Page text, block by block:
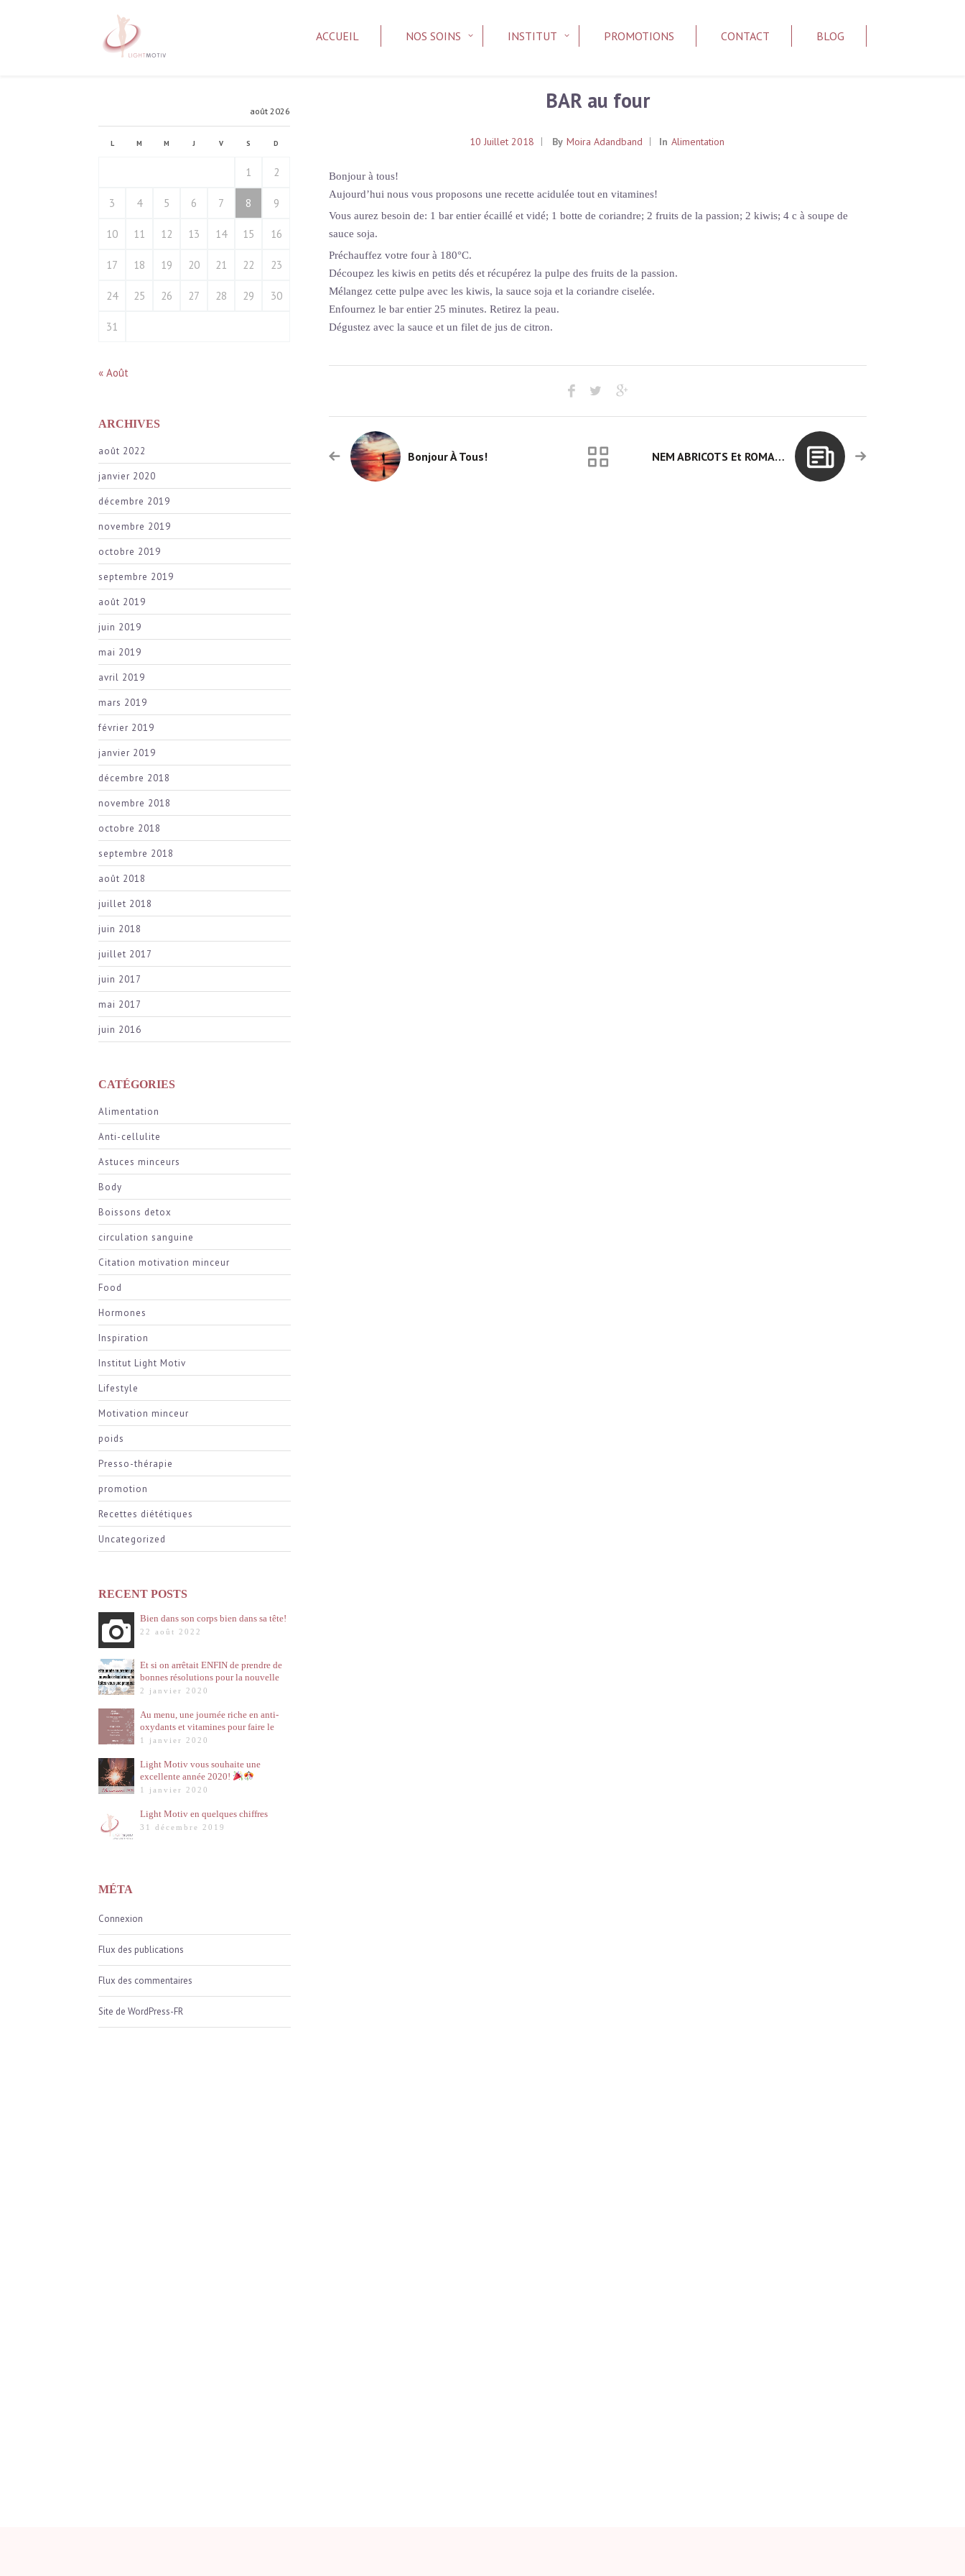
ACCUEIL NOS SOINS INSTITUT PROMOTIONS CONTACT BLOG
août 2026
L M M J V S D
1 2
3 4 5 6 7 8 9
10 11 12 13 14 15 16
17 18 19 20 21 22 23
24 25 26 27 28 29 30
31
« Août
ARCHIVES
août 2022
janvier 2020
décembre 2019
novembre 2019
octobre 2019
septembre 2019
août 2019
juin 2019
mai 2019
avril 2019
mars 2019
février 2019
janvier 2019
décembre 2018
novembre 2018
octobre 2018
septembre 2018
août 2018
juillet 2018
juin 2018
juillet 2017
juin 2017
mai 2017
juin 2016
CATÉGORIES
Alimentation
Anti-cellulite
Astuces minceurs
Body
Boissons detox
circulation sanguine
Citation motivation minceur
Food
Hormones
Inspiration
Institut Light Motiv
Lifestyle
Motivation minceur
poids
Presso-thérapie
promotion
Recettes diététiques
Uncategorized
RECENT POSTS
Bien dans son corps bien dans sa tête!
22 août 2022
Et si on arrêtait ENFIN de prendre de
bonnes résolutions pour la nouvelle
année?!
2 janvier 2020
Au menu, une journée riche en anti-
oxydants et vitamines pour faire le
plein d’énergie pour cette nouvelle
1 janvier 2020
Light Motiv vous souhaite une
excellente année 2020!
1 janvier 2020
Light Motiv en quelques chiffres
31 décembre 2019
MÉTA
Connexion
Flux des publications
Flux des commentaires
Site de WordPress-FR
BAR au four
10 Juillet 2018 By Moira Adandband In Alimentation
Bonjour à tous!
Aujourd’hui nous vous proposons une recette acidulée tout en vitamines!
Vous aurez besoin de: 1 bar entier écaillé et vidé; 1 botte de coriandre; 2 fruits de la passion; 2 kiwis; 4 c à soupe de
sauce soja.
Préchauffez votre four à 180°C.
Découpez les kiwis en petits dés et récupérez la pulpe des fruits de la passion.
Mélangez cette pulpe avec les kiwis, la sauce soja et la coriandre ciselée.
Enfournez le bar entier 25 minutes. Retirez la peau.
Dégustez avec la sauce et un filet de jus de citron.
Bonjour À Tous! NEM ABRICOTS Et ROMARIN